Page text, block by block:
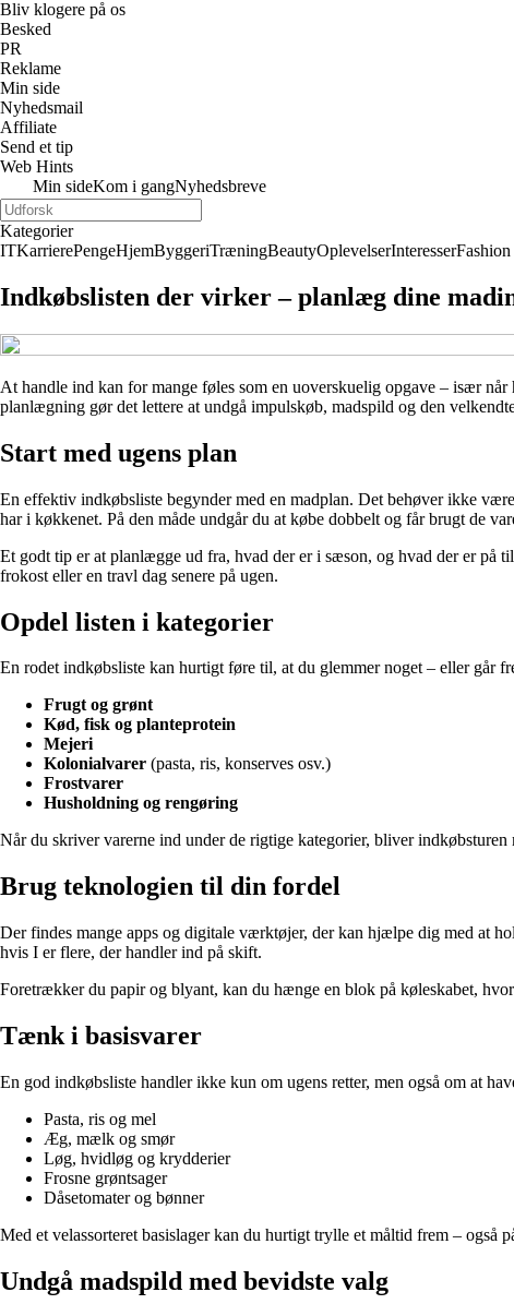
Bliv klogere på os
Besked
PR
Reklame
Min side
Nyhedsmail
Affiliate
Send et tip
Web Hints
Min sideKom i gangNyhedsbreve
Kategorier
ITKarrierePengeHjemByggeriTræningBeautyOplevelserInteresserFashion
Indkøbslisten der virker – planlæg dine
At handle ind kan for mange føles som en uoverskuelig opgave – især
planlægning gør det lettere at undgå impulskøb, madspild og den
Start med ugens plan
En effektiv indkøbsliste begynder med en madplan. Det behøver ikke
har i køkkenet. På den måde undgår du at købe dobbelt og får brugt de
Et godt tip er at planlægge ud fra, hvad der er i sæson, og hvad der er på
frokost eller en travl dag senere på ugen.
Opdel listen i kategorier
En rodet indkøbsliste kan hurtigt føre til, at du glemmer noget – eller går
Frugt og grønt
Kød, fisk og planteprotein
Mejeri
Kolonialvarer (pasta, ris, konserves osv.)
Frostvarer
Husholdning og rengøring
Når du skriver varerne ind under de rigtige kategorier, bliver
Brug teknologien til din fordel
Der findes mange apps og digitale værktøjer, der kan hjælpe dig med at
hvis I er flere, der handler ind på skift.
Foretrækker du papir og blyant, kan du hænge en blok på køleskabet,
Tænk i basisvarer
En god indkøbsliste handler ikke kun om ugens retter, men også om at
Pasta, ris og mel
Æg, mælk og smør
Løg, hvidløg og krydderier
Frosne grøntsager
Dåsetomater og bønner
Med et velassorteret basislager kan du hurtigt trylle et måltid frem – også
Undgå madspild med bevidste valg